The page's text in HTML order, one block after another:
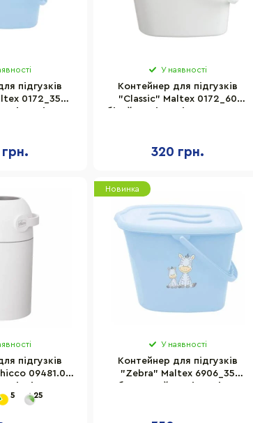
підгузків
0172_35
У наявності
Контейнер для підгузків
"Classic" Maltex 0172_60
320 грн.
підгузків
09481.00
5 25
Новинка
У наявності
Контейнер для підгузків
"Zebra" Maltex 6906_35